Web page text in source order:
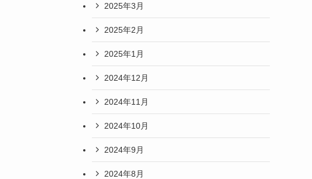
2025年3月
2025年2月
2025年1月
2024年12月
2024年11月
2024年10月
2024年9月
2024年8月